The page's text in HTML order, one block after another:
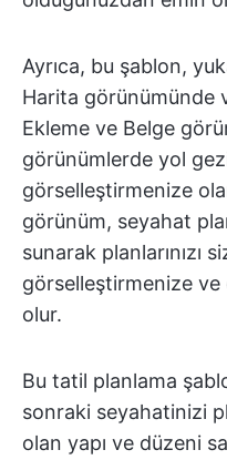
Ayrıca, bu şablon,
Harita görünümünde
Ekleme ve Belge
görünümlerde yol
görselleştirmenize
görünüm, seyahat
sunarak planlarınızı
görselleştirmenize ve
olur.
Bu tatil planlama
sonraki seyahatinizi
olan yapı ve düzeni